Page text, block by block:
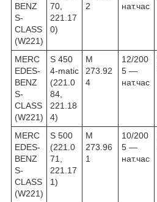
BENZ
S-
CLASS
(W221)
70,
221.17
0)
2
нат.час
MERC
EDES-
BENZ
S-
CLASS
(W221)
S 450
4-matic
(221.0
84,
221.18
4)
M
273.92
4
12/200
5 —
нат.час
MERC
EDES-
BENZ
S-
CLASS
(W221)
S 500
(221.0
71,
221.17
1)
M
273.96
1
10/200
5 —
нат.час